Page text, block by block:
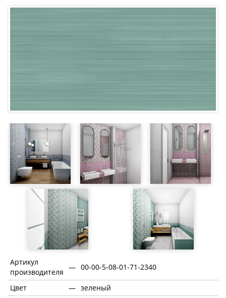
Артикул
производителя
— 00-00-5-08-01-71-2340
Цвет — зеленый